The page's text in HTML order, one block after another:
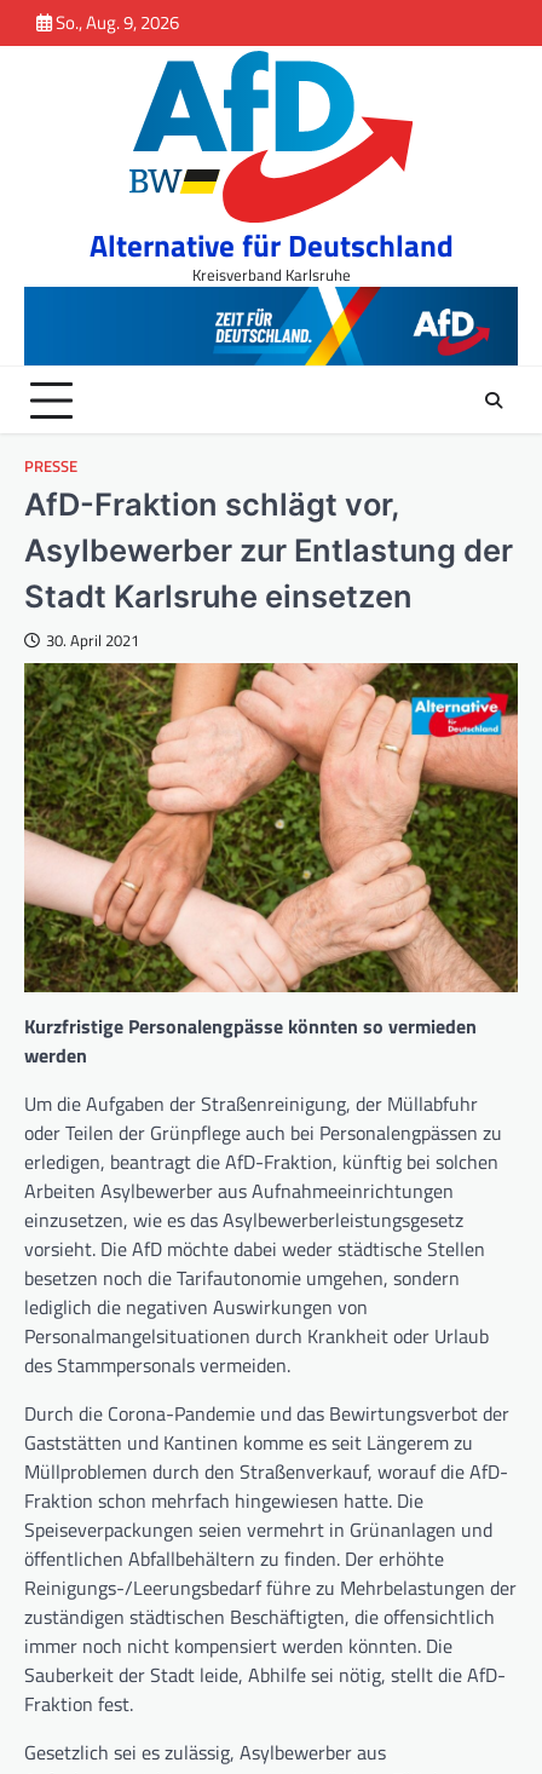
springen
to
So., Aug. 9, 2026
Alternative für Deutschland
Kreisverband Karlsruhe
PRESSE
AfD-Fraktion schlägt vor,
Asylbewerber zur Entlastung der
Stadt Karlsruhe einsetzen
30. April 2021
Kurzfristige Personalengpässe könnten so vermieden
werden
Um die Aufgaben der Straßenreinigung, der Müllabfuhr
oder Teilen der Grünpflege auch bei Personalengpässen zu
erledigen, beantragt die AfD-Fraktion, künftig bei solchen
Arbeiten Asylbewerber aus Aufnahmeeinrichtungen
einzusetzen, wie es das Asylbewerberleistungsgesetz
vorsieht. Die AfD möchte dabei weder städtische Stellen
besetzen noch die Tarifautonomie umgehen, sondern
lediglich die negativen Auswirkungen von
Personalmangelsituationen durch Krankheit oder Urlaub
des Stammpersonals vermeiden.
Durch die Corona-Pandemie und das Bewirtungsverbot der
Gaststätten und Kantinen komme es seit Längerem zu
Müllproblemen durch den Straßenverkauf, worauf die AfD-
Fraktion schon mehrfach hingewiesen hatte. Die
Speiseverpackungen seien vermehrt in Grünanlagen und
öffentlichen Abfallbehältern zu finden. Der erhöhte
Reinigungs-/Leerungsbedarf führe zu Mehrbelastungen der
zuständigen städtischen Beschäftigten, die offensichtlich
immer noch nicht kompensiert werden könnten. Die
Sauberkeit der Stadt leide, Abhilfe sei nötig, stellt die AfD-
Fraktion fest.
Gesetzlich sei es zulässig, Asylbewerber aus